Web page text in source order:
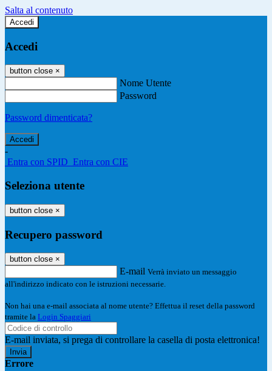
Salta al contenuto
Accedi
Accedi
button close ×
Nome Utente
Password
Password dimenticata?
-
Entra con SPID Entra con CIE
Seleziona utente
button close ×
Recupero password
button close ×
E-mail Verrà inviato un messaggio
all'indirizzo indicato con le istruzioni necessarie.
Non hai una e-mail associata al nome utente? Effettua il reset della password
tramite la Login Spaggiari
E-mail inviata, si prega di controllare la casella di posta elettronica!
Errore